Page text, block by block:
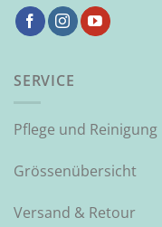
SERVICE
Pflege und Reinigung
Grössenübersicht
Versand & Retour